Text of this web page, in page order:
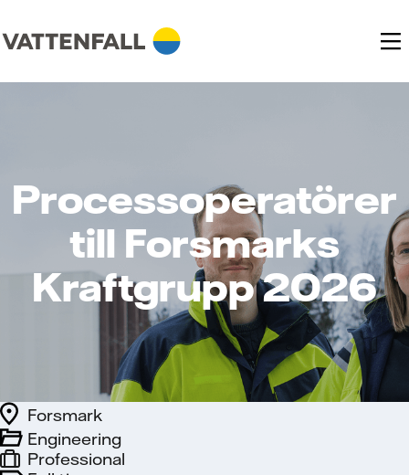
Processoperatörer
till Forsmarks
Kraftgrupp 2026
Engineering
Forsmark
Professional